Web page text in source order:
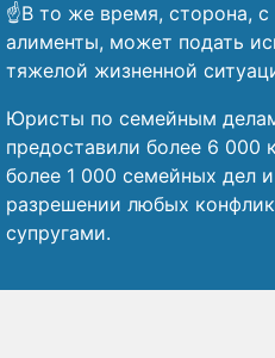
☝️В то же время, сторона,
алименты, может подать
тяжелой жизненной
Юристы по семейным
предоставили более 6 000
более 1 000 семейных дел
разрешении любых
супругами.